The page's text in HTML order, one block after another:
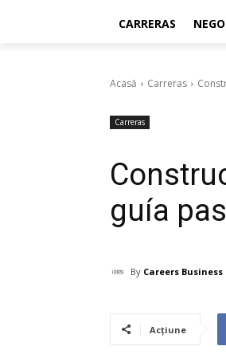
CARRERAS
Acasă Carreras
Carreras
guía
By Careers Business
Acțiune